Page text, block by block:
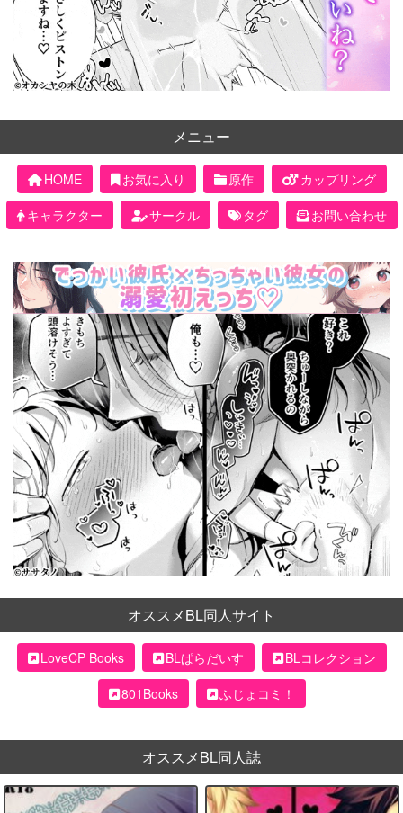
メニュー
HOME お気に入り 原作
カップリング
キャラクター
サークル タグ お問い合わせ
オススメBL同人サイト
LoveCP Books BLぱらだいす
BLコレクション
801Books
ふじょコミ！
オススメBL同人誌